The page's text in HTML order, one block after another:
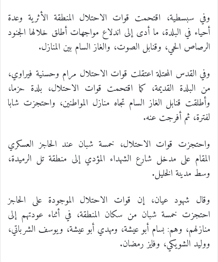
وفي سبسطية، اقتحمت قوات الاحتلال المنطقة الأثرية وعدة
أحياء في البلدة، ما أدى إلى اندلاع مواجهات أطلق خلالها الجنود
الرصاص الحي، وقنابل الصوت، والغاز السام بين المنازل.
وفي القدس المحتلة اعتقلت قوات الاحتلال مرام وحسنية فيراوي،
من البلدة القديمة، كما اقتحمت قوات الاحتلال، بلدة حزما،
وأطلقت قنابل الغاز السام تجاه منازل المواطنين، واحتجزت شابا
لفترة، ثم أفرجت عنه.
واحتجزت قوات الاحتلال، خمسة شبان عند الحاجز العسكري
المقام على مدخل شارع الشهداء المؤدي إلى منطقة تل الرميدة،
وسط مدينة الخليل.
وقال شهود عيان، إن قوات الاحتلال الموجودة على الحاجز
احتجزت خمسة شبان من سكان المنطقة، في أثناء عودتهم إلى
منازلهم، وهم: بسام أبو عيشة، ومهدي أبو عيشة، ويوسف الشرباتي،
ووليد الشويكي، وفايز رمضان.